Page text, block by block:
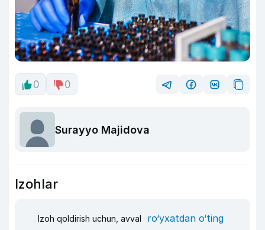
0 0
Surayyo Majidova
Izohlar
Izoh qoldirish uchun, avval ro‘yxatdan o‘ting